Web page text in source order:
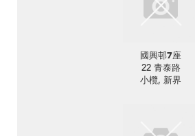
國興邨7座
22 青泰路
小欖, 新界